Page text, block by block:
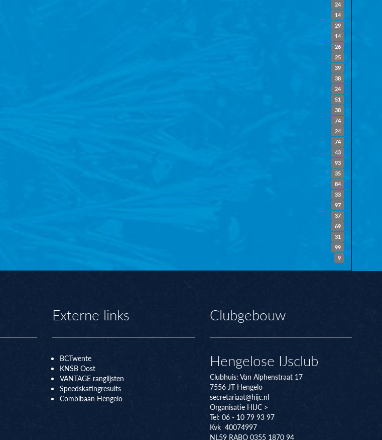
24
14
29
14
26
25
39
38
24
51
38
74
24
74
43
93
35
84
33
97
37
69
31
99
9
Externe links
BCTwente
KNSB Oost
VANTAGE ranglijsten
Speedskatingresults
Combibaan Hengelo
Clubgebouw
Hengelose IJsclub
Clubhuis: Van Alphenstraat 17
7556 JT Hengelo
secretariaat@hijc.nl
Organisatie HIJC >
Tel: 06 - 10 79 93 97
Kvk 40074997
NL59 RABO 0355 1870 94